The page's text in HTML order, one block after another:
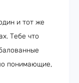
и тот же
Тебе что
понимающие,